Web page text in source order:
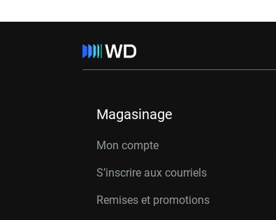
Magasinage
Mon compte
S’inscrire aux courriels
Remises et promotions